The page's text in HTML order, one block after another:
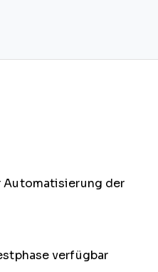
Automatisierung der
verfügbar